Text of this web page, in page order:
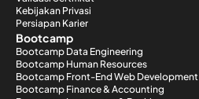
Kebijakan Privasi
Persiapan Karier
Bootcamp
Bootcamp Data Engineering
Bootcamp Human Resources
Bootcamp Front-End Web Development
Bootcamp Finance & Accounting